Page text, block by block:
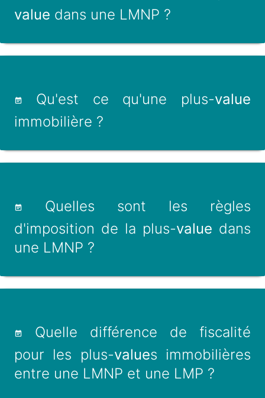
value dans une LMNP ?
Qu'est ce qu'une plus-value
immobilière ?
Quelles sont les règles
d'imposition de la plus-value dans
une LMNP ?
Quelle différence de fiscalité
pour les plus-values immobilières
entre une LMNP et une LMP ?